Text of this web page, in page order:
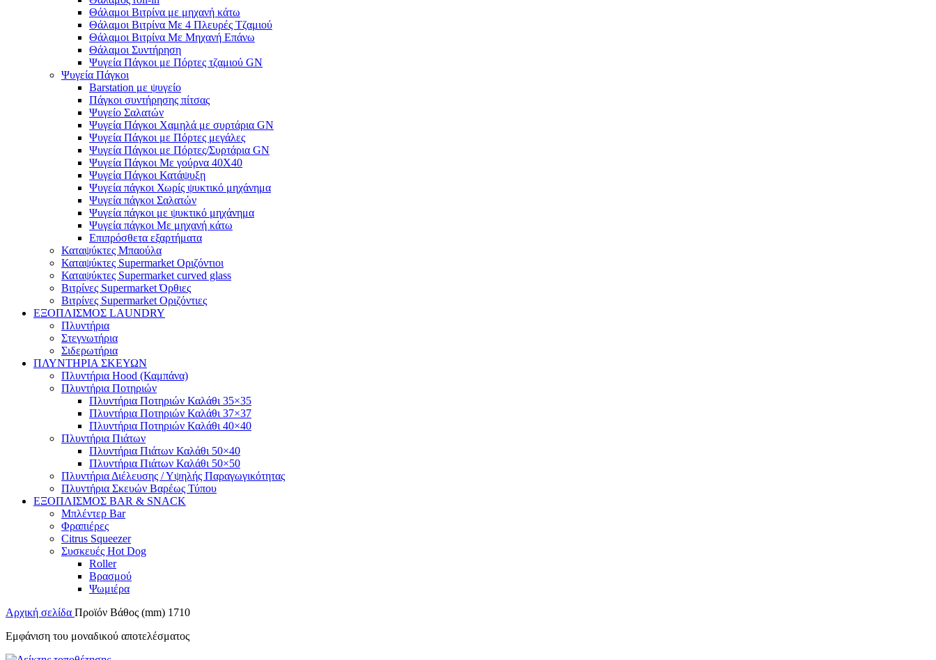
Θάλαμοι Βιτρίνα με μηχανή κάτω
Θάλαμοι Βιτρίνα Με 4 Πλευρές Τζαμιού
Θάλαμοι Βιτρίνα Με Μηχανή Επάνω
Θάλαμοι Συντήρηση
Ψυγεία Πάγκοι με Πόρτες τζαμιού GN
Ψυγεία Πάγκοι
Barstation με ψυγείο
Πάγκοι συντήρησης πίτσας
Ψυγείο Σαλατών
Ψυγεία Πάγκοι Χαμηλά με συρτάρια GN
Ψυγεία Πάγκοι με Πόρτες μεγάλες
Ψυγεία Πάγκοι με Πόρτες/Συρτάρια GN
Ψυγεία Πάγκοι Με γούρνα 40Χ40
Ψυγεία Πάγκοι Κατάψυξη
Ψυγεία πάγκοι Χωρίς ψυκτικό μηχάνημα
Ψυγεία πάγκοι Σαλατών
Ψυγεία πάγκοι με ψυκτικό μηχάνημα
Ψυγεία πάγκοι Με μηχανή κάτω
Επιπρόσθετα εξαρτήματα
Καταψύκτες Μπαούλα
Καταψύκτες Supermarket Οριζόντιοι
Καταψύκτες Supermarket curved glass
Βιτρίνες Supermarket Όρθιες
Βιτρίνες Supermarket Οριζόντιες
ΕΞΟΠΛΙΣΜΟΣ LAUNDRY
Πλυντήρια
Στεγνωτήρια
Σιδερωτήρια
ΠΛΥΝΤΗΡΙΑ ΣΚΕΥΩΝ
Πλυντήρια Hood (Καμπάνα)
Πλυντήρια Ποτηριών
Πλυντήρια Ποτηριών Καλάθι 35×35
Πλυντήρια Ποτηριών Καλάθι 37×37
Πλυντήρια Ποτηριών Καλάθι 40×40
Πλυντήρια Πιάτων
Πλυντήρια Πιάτων Καλάθι 50×40
Πλυντήρια Πιάτων Καλάθι 50×50
Πλυντήρια Διέλευσης / Υψηλής Παραγωγικότητας
Πλυντήρια Σκευών Βαρέως Τύπου
ΕΞΟΠΛΙΣΜΟΣ BAR & SNACK
Μπλέντερ Bar
Φραπιέρες
Citrus Squeezer
Συσκευές Hot Dog
Roller
Βρασμού
Ψωμιέρα
Αρχική σελίδα Προϊόν Βάθος (mm) 1710
Εμφάνιση του μοναδικού αποτελέσματος